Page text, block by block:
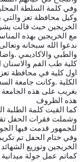
وفي كلمة السلطة
وكيل محافظة تعز والتي
الخريجين حيث قالت
مع الخريجين بهذه
ندعوا الله سبحانه
والطبي والاكاديمي
كلية طب الفم والاسنان
اول كلية في محافظة
الكلية .وكانت جامعة
بغريب على هذه
هذه الظروف
كما القيت كلمة الطلبة
وشملت فقرات الحفل
للجمهور قدمت فيها
وفي ختام الحفل تم
الخريجين وتوزيع الشهائد
كماتم عمل جولة